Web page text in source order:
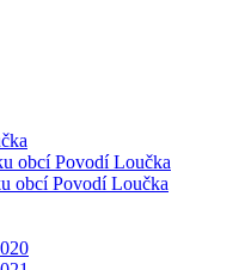
obcí Povodí Loučka
obcí Povodí Loučka